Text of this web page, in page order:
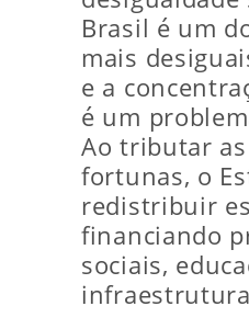
Brasil é um
mais
e a
é um
Ao tributar
fortunas, o
redistribuir
financiando
sociais,